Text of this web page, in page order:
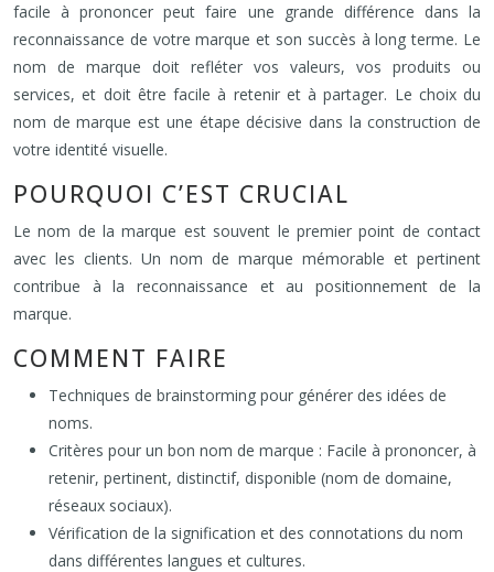
facile à prononcer peut faire une grande différence dans la
reconnaissance de votre marque et son succès à long terme. Le
nom de marque doit refléter vos valeurs, vos produits ou
services, et doit être facile à retenir et à partager. Le choix du
nom de marque est une étape décisive dans la construction de
votre identité visuelle.
POURQUOI C’EST CRUCIAL
Le nom de la marque est souvent le premier point de contact
avec les clients. Un nom de marque mémorable et pertinent
contribue à la reconnaissance et au positionnement de la
marque.
COMMENT FAIRE
Techniques de brainstorming pour générer des idées de
noms.
Critères pour un bon nom de marque : Facile à prononcer, à
retenir, pertinent, distinctif, disponible (nom de domaine,
réseaux sociaux).
Vérification de la signification et des connotations du nom
dans différentes langues et cultures.